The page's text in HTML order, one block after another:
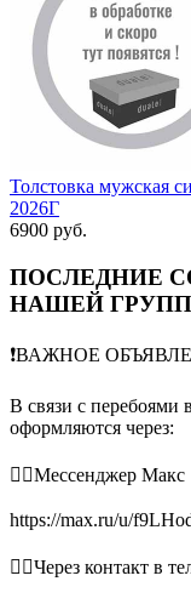
Толстовка мужская
2026Г
6900 руб.
ПОСЛЕДНИЕ
НАШЕЙ
❗️ВАЖНОЕ
В связи с перебоями
оформляются через:
👉🏻Мессенджер Макс
https://max.ru/u/
👉🏻Через контакт в